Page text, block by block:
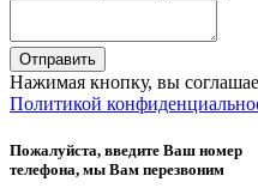
Отправить
Нажимая кнопку, вы
Политикой
Пожалуйста, введите Ваш номер
телефона, мы Вам перезвоним